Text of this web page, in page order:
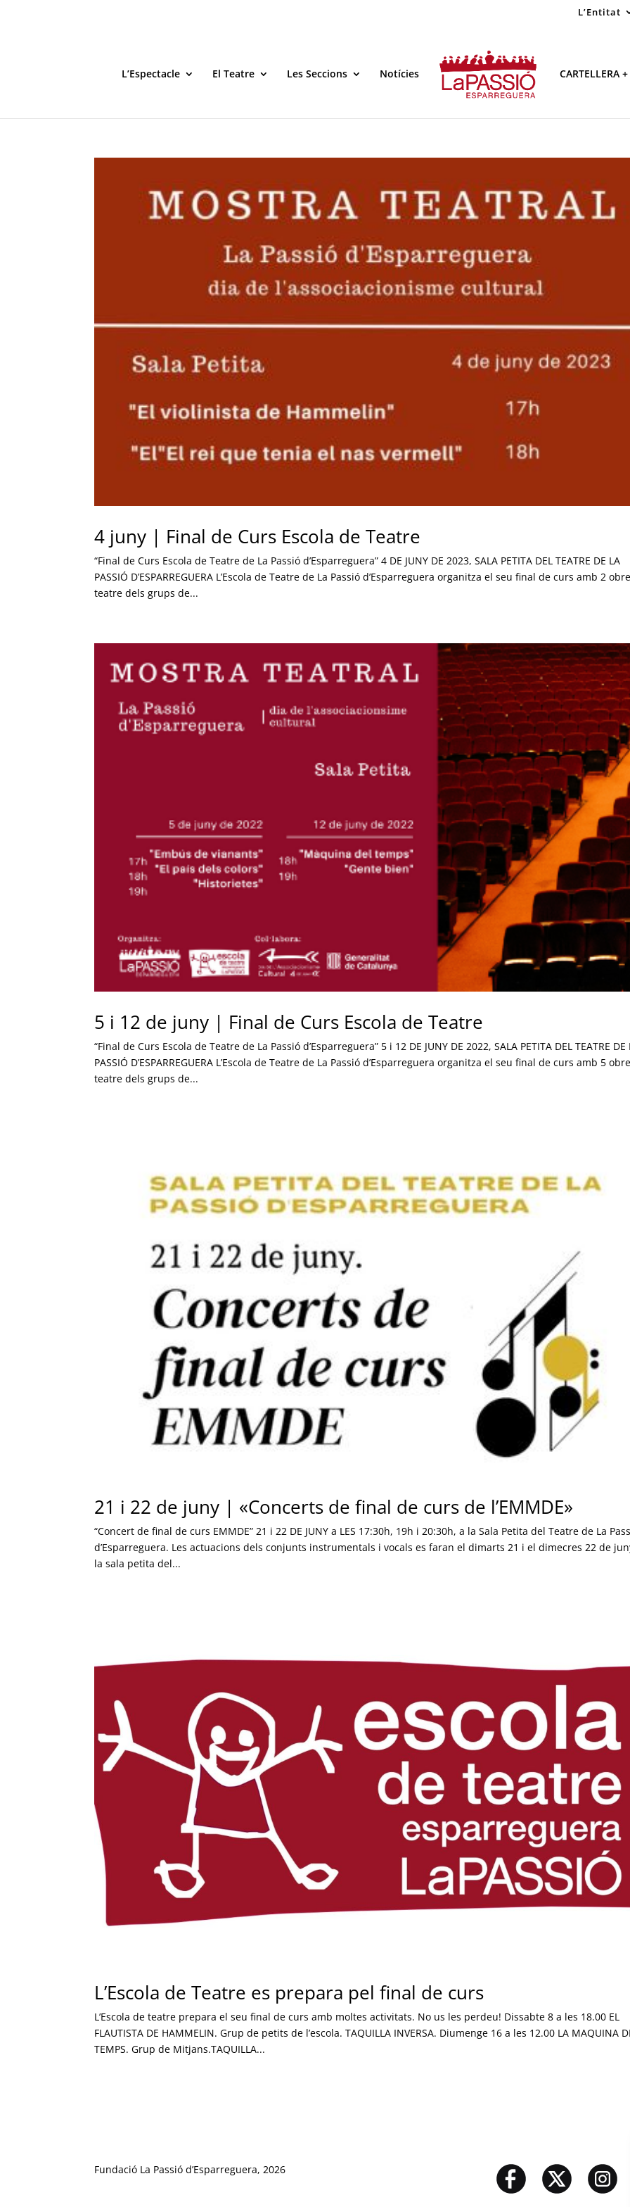
L’Entitat
L’Espectacle El Teatre Les Seccions Notícies CARTELLERA
4 juny | Final de Curs Escola de Teatre
“Final de Curs Escola de Teatre de La Passió d’Esparreguera” 4 DE JUNY DE 2023, SALA PETITA DEL TEATRE DE LA
PASSIÓ D’ESPARREGUERA L’Escola de Teatre de La Passió d’Esparreguera organitza el seu final de curs amb 2
teatre dels grups de...
5 i 12 de juny | Final de Curs Escola de Teatre
“Final de Curs Escola de Teatre de La Passió d’Esparreguera” 5 i 12 DE JUNY DE 2022, SALA PETITA DEL TEATRE DE
PASSIÓ D’ESPARREGUERA L’Escola de Teatre de La Passió d’Esparreguera organitza el seu final de curs amb 5
teatre dels grups de...
21 i 22 de juny | «Concerts de final de curs de l’EMMDE»
“Concert de final de curs EMMDE” 21 i 22 DE JUNY a LES 17:30h, 19h i 20:30h, a la Sala Petita del Teatre de La
d’Esparreguera. Les actuacions dels conjunts instrumentals i vocals es faran el dimarts 21 i el dimecres 22 de
la sala petita del...
L’Escola de Teatre es prepara pel final de curs
L’Escola de teatre prepara el seu final de curs amb moltes activitats. No us les perdeu! Dissabte 8 a les 18.00 EL
FLAUTISTA DE HAMMELIN. Grup de petits de l’escola. TAQUILLA INVERSA. Diumenge 16 a les 12.00 LA MAQUINA
TEMPS. Grup de Mitjans.TAQUILLA...
Fundació La Passió d’Esparreguera, 2026